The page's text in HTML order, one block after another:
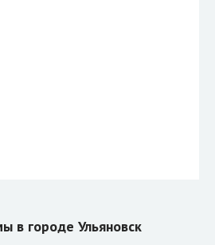
в городе Ульяновск